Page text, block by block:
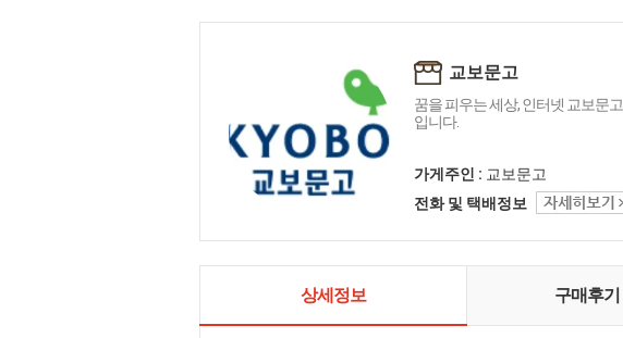
교보문고
꿈을 피우는 세상, 인터넷 교보문고
입니다.
가게주인 : 교보문고
전화 및 택배정보
상세정보 구매후기